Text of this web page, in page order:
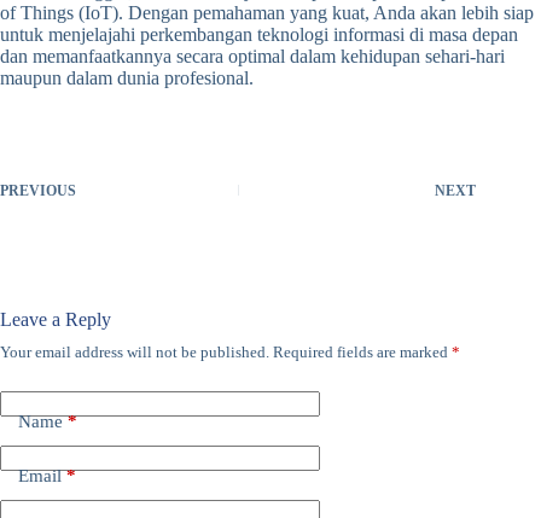
of Things (IoT). Dengan pemahaman yang kuat, Anda akan lebih siap
untuk menjelajahi perkembangan teknologi informasi di masa depan
dan memanfaatkannya secara optimal dalam kehidupan sehari-hari
maupun dalam dunia profesional.
PREVIOUS NEXT
Leave a Reply
Your email address will not be published. Required fields are marked *
Name*
Email*